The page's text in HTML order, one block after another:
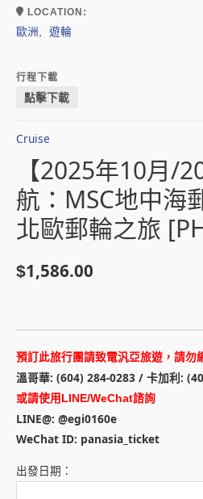
LOCATION:
歐洲, 遊輪
行程下載
點擊下載
Cruise
【2025年10月/
航：MSC地中海
北歐郵輪之旅
$1,586.00
預訂此旅行團請致電汎亞旅遊，請勿
溫哥華: (604) 284-0283 / 卡加利:
或請使用LINE/WeChat諮詢
LINE@: @egi0160e
WeChat ID: panasia_ticket
出發日期：